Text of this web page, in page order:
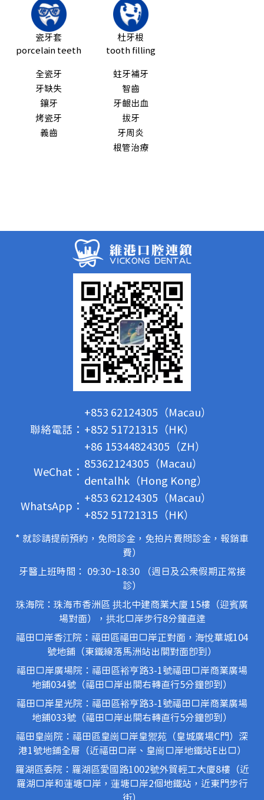
瓷牙套
porcelain teeth
全瓷牙
牙缺失
鑲牙
烤瓷牙
義齒
杜牙根
tooth filling
蛀牙補牙
智齒
牙齦出血
拔牙
牙周炎
根管治療
聯絡電話：
+853 62124305（Macau）
+852 51721315（HK）
+86 15344824305（ZH）
WeChat：
85362124305（Macau）
dentalhk（Hong Kong）
WhatsApp：
+853 62124305（Macau）
+852 51721315（HK）
* 就診請提前預約，免問診金，免拍片費問診金，報銷車
費）
牙醫上班時間： 09:30~18:30 （週日及公眾假期正常接
診）
珠海院：珠海市香洲區 拱北中建商業大廈 15樓（迎賓廣
場對面），拱北口岸步行8分鐘直達
福田口岸香江院：福田區福田口岸正對面，海悅華城104
號地鋪（東鐵線落馬洲站出關對面即到）
福田口岸廣場院：福田區裕亨路3-1號福田口岸商業廣場
地鋪034號（福田口岸出關右轉直行5分鐘即到）
福田口岸星光院：福田區裕亨路3-1號福田口岸商業廣場
地鋪033號（福田口岸出關右轉直行5分鐘即到）
福田皇崗院：福田區皇崗口岸皇禦苑（皇城廣場C門）深
港1號地鋪全層（近福田口岸、皇崗口岸地鐵站E出口）
羅湖區委院：羅湖區愛國路1002號外貿輕工大廈8樓（近
羅湖口岸和蓮塘口岸，蓮塘口岸2個地鐵站，近東門步行